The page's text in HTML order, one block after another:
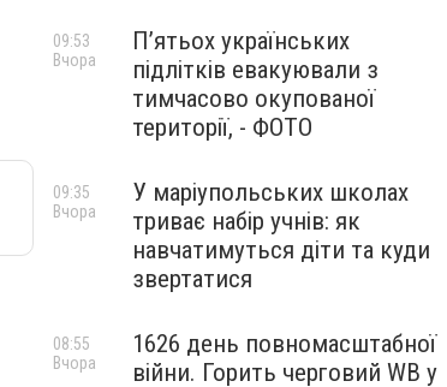
П’ятьох українських
підлітків евакуювали з
тимчасово окупованої
території, - ФОТО
09:53
Вчора
У маріупольських школах
триває набір учнів: як
навчатимуться діти та куди
звертатися
09:35
Вчора
1626 день повномасштабної
війни. Горить черговий WB у
08:55
Вчора